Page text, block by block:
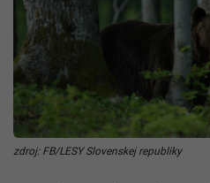
zdroj: FB/LESY Slovenskej republiky